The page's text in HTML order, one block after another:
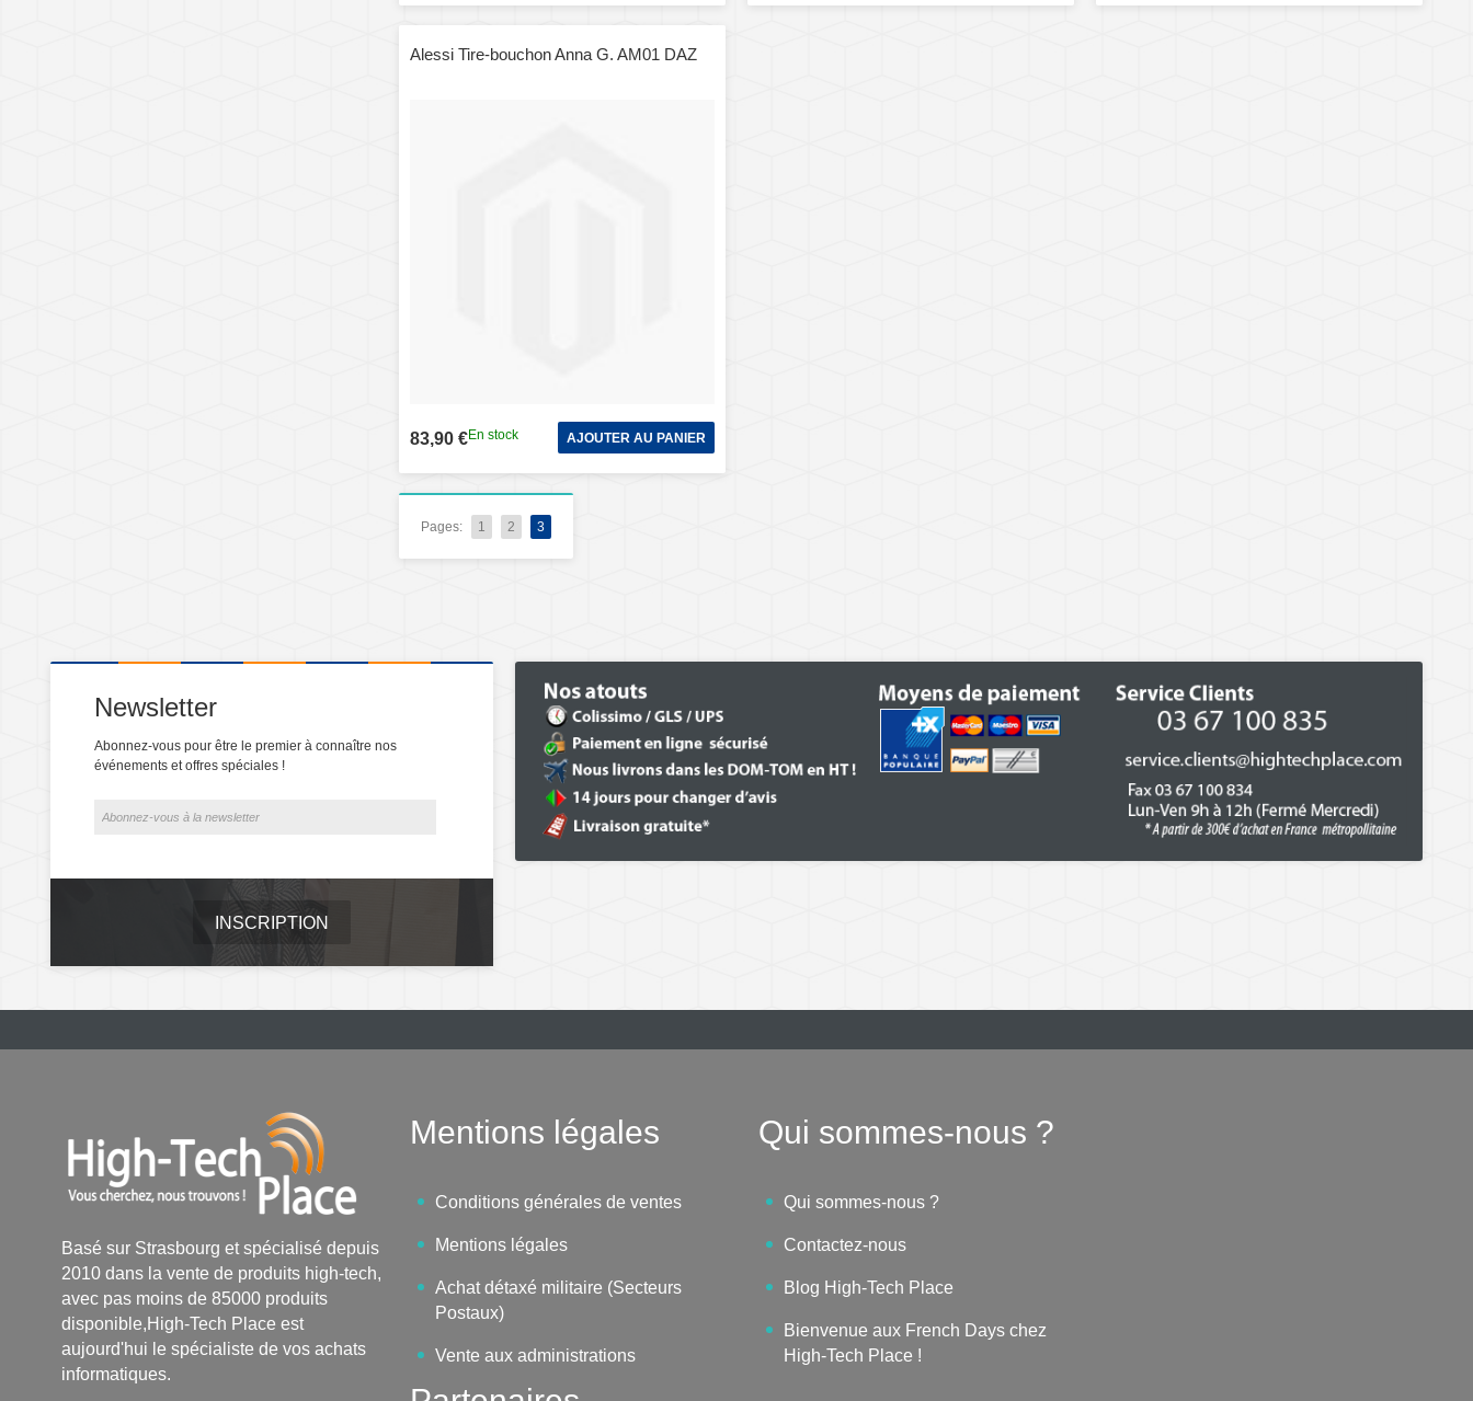
Alessi Tire-bouchon Anna G. AM01 DAZ
83,90 €En stock AJOUTER AU PANIER
Pages: 1 2 3
Newsletter
Abonnez-vous pour être le premier à connaître nos
événements et offres spéciales !
INSCRIPTION
Basé sur Strasbourg et spécialisé depuis
2010 dans la vente de produits high-tech,
avec pas moins de 85000 produits
disponible,High-Tech Place est
aujourd'hui le spécialiste de vos achats
informatiques.
Mentions légales
Conditions générales de ventes
Mentions légales
Achat détaxé militaire (Secteurs
Postaux)
Vente aux administrations
Qui sommes-nous ?
Qui sommes-nous ?
Contactez-nous
Blog High-Tech Place
Bienvenue aux French Days chez
High-Tech Place !